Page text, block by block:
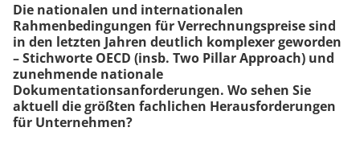
Die nationalen und internationalen
Rahmenbedingungen für Verrechnungspreise sind
in den letzten Jahren deutlich komplexer geworden
– Stichworte OECD (insb. Two Pillar Approach) und
zunehmende nationale
Dokumentationsanforderungen. Wo sehen Sie
aktuell die größten fachlichen Herausforderungen
für Unternehmen?